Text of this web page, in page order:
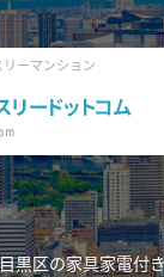
ーマンション
目黒区の家具家電付